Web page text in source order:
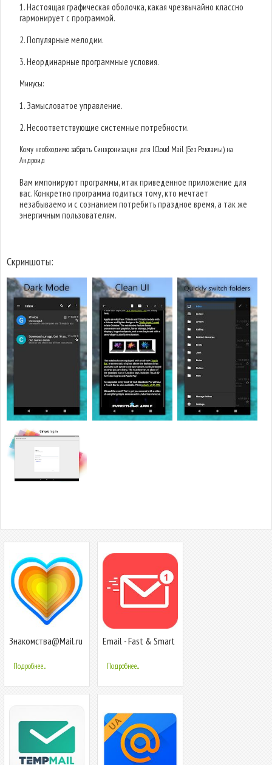
1. Настоящая графическая оболочка, какая чрезвычайно классно
гармонирует с программой.
2. Популярные мелодии.
3. Неординарные программные условия.
Минусы:
1. Замысловатое управление.
2. Несоответствующие системные потребности.
Кому необходимо забрать Синхронизация для ICloud Mail (Без Рекламы) на
Андроид
Вам импонируют программы, итак приведенное приложение для
вас. Конкретно программа годиться тому, кто мечтает
незабываемо и с сознанием потребить праздное время, а так же
энергичным пользователям.
Скриншоты:
Знакомства@Mail.ru
Подробнее...
Email - Fast & Smart
Подробнее...